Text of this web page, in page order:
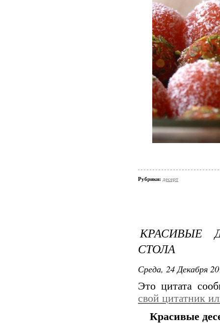
Рубрики: десерт
КРАСИВЫЕ
СТОЛА
Среда, 24 Декабря
Это цитата
свой цитатник
Красивые